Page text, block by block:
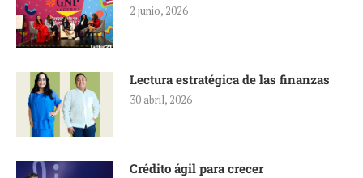
2 junio, 2026
Lectura estratégica de las finanzas
30 abril, 2026
Crédito ágil para crecer